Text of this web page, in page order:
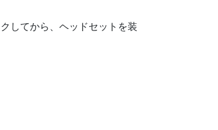
してから、ヘッドセットを装